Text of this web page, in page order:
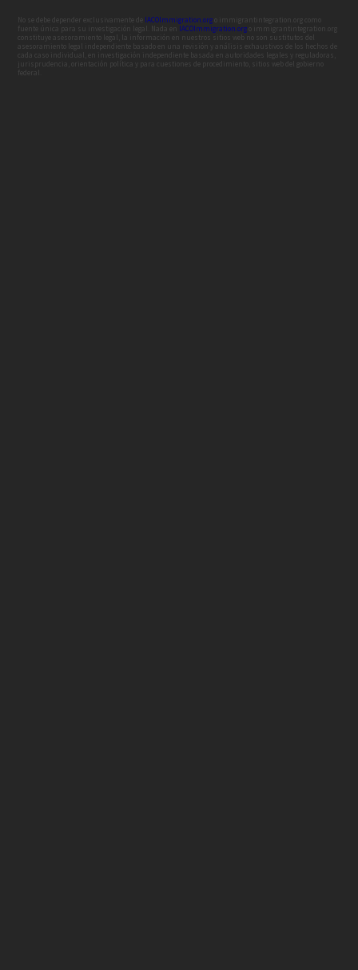
No se debe depender exclusivamente de IACOImmigration.org o immigrantintegration.org como
fuente única para su investigación legal. Nada en IACOImmigration.org o immigrantintegration.org
constituye asesoramiento legal, la información en nuestros sitios web no son sustitutos del
asesoramiento legal independiente basado en una revisión y análisis exhaustivos de los hechos de
cada caso individual, en investigación independiente basada en autoridades legales y reguladoras,
jurisprudencia, orientación política y para cuestiones de procedimiento, sitios web del gobierno
federal.